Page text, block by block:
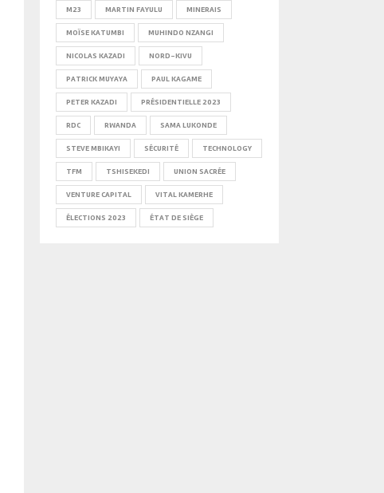
M23 MARTIN FAYULU MINERAIS
MOÏSE KATUMBI MUHINDO NZANGI
NICOLAS KAZADI NORD-KIVU
PATRICK MUYAYA PAUL KAGAME
PETER KAZADI PRÉSIDENTIELLE 2023
RDC RWANDA SAMA LUKONDE
STEVE MBIKAYI SÉCURITÉ TECHNOLOGY
TFM TSHISEKEDI UNION SACRÉE
VENTURE CAPITAL VITAL KAMERHE
ÉLECTIONS 2023 ÉTAT DE SIÈGE